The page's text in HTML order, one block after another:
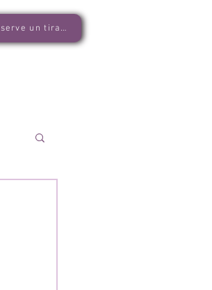
Je réserve un tirage